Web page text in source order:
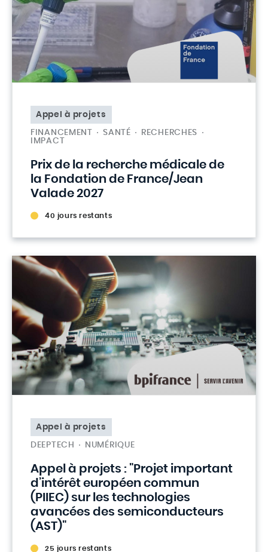
Appel à projets
FINANCEMENT SANTÉ
RECHERCHES
IMPACT
Prix de la recherche médicale de
la Fondation de France/Jean
Valade 2027
40 jours restants
Appel à projets
DEEPTECH NUMÉRIQUE
Appel à projets : "Projet important
d’intérêt européen commun
(PIIEC) sur les technologies
avancées des semiconducteurs
(AST)"
25 jours restants